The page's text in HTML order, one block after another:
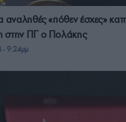
αναληθές «πόθεν έσχες»
στην ΠΓ ο Πολάκης
9:24μμ